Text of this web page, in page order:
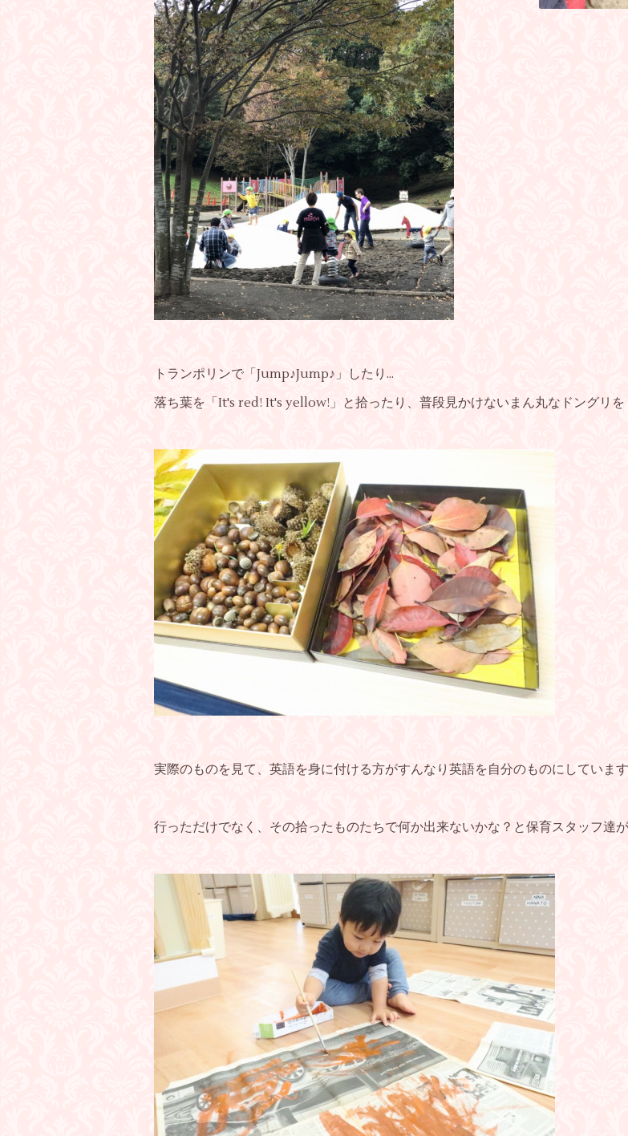
トランポリンで「Jump♪Jump♪」したり...
落ち葉を「It's red! It's yellow!」と拾ったり、普段見かけないまん丸なドングリ
実際のものを見て、英語を身に付ける方がすんなり英語を自分のものにしています
行っただけでなく、その拾ったものたちで何か出来ないかな？と保育スタッフ達